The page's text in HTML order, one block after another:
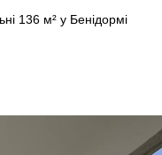
136 м² у Бенідормі
успішно
+380
ПЕРЕДЗВОНІТЬ МЕНІ